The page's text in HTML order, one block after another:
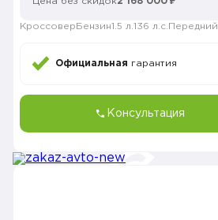
Кроссовер Бензин1.5 л. 136 л.с. Передний
Официальная гарантия
Консультация